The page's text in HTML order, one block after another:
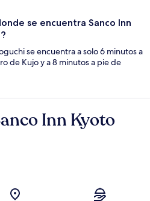
se encuentra Sanco Inn
se encuentra a solo 6 minutos a
de Kujo y a 8 minutos a pie de
Inn Kyoto